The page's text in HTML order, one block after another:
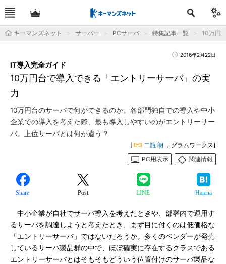
キーマンズネット サーバー PCサーバ 特集記事一覧 10万円
2016年2月22日
10万円台で導入できる「エントリーサーバ」の実
力
IT導入完全ガイド
10万円台のサーバで何ができるのか。各部門独自での導入や中小
企業での導入を考えた際、最も導入しやすいのがエントリーサー
バ。上位サーバとは何が違う？
[ 二瓶 朗 ，グラムワークス]
PC用表示
関連情報
Share Post LINE Hatena
中小企業が自社でサーバ導入を考えたときや、部署内で運用す
るサーバを調達しようと考えたとき、まず目に付くのは低価格な
「エントリーサーバ」ではないだろうか。多くのベンダーが発売
しているサーバ製品群の中で、ほぼ確実に存在するクラスである
エントリーサーバとはそもそもどういう位置付けのサーバ製品な